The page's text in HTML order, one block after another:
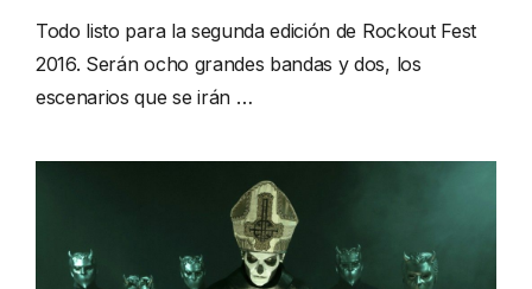
Todo listo para la segunda edición de Rockout Fest
2016. Serán ocho grandes bandas y dos, los
escenarios que se irán …